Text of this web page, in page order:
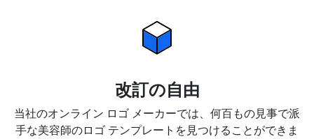
改訂の自由
当社のオンライン ロゴ メーカーでは、何百もの見事で派
手な美容師のロゴ テンプレートを見つけることができま